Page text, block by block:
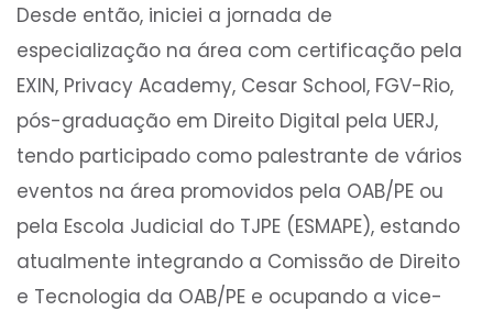
Desde então, iniciei a jornada de
especialização na área com certificação pela
EXIN, Privacy Academy, Cesar School, FGV-Rio,
pós-graduação em Direito Digital pela UERJ,
tendo participado como palestrante de vários
eventos na área promovidos pela OAB/PE ou
pela Escola Judicial do TJPE (ESMAPE), estando
atualmente integrando a Comissão de Direito
e Tecnologia da OAB/PE e ocupando a vice-